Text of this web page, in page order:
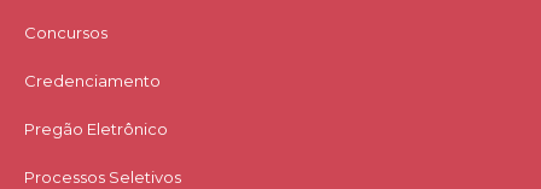
Concursos
Credenciamento
Pregão Eletrônico
Processos Seletivos